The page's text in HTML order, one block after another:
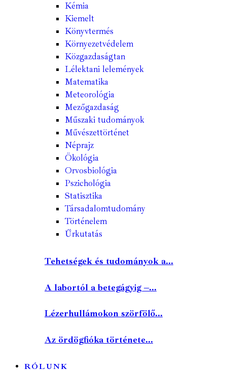
Kémia
Kiemelt
Könyvtermés
Környezetvédelem
Közgazdaságtan
Lélektani lelemények
Matematika
Meteorológia
Mezőgazdaság
Műszaki tudományok
Művészettörténet
Néprajz
Ökológia
Orvosbiológia
Pszichológia
Statisztika
Társadalomtudomány
Történelem
Űrkutatás
Tehetségek és tudományok a...
A labortól a betegágyig –...
Lézerhullámokon szörfölő...
Az ördögfióka története...
RÓLUNK